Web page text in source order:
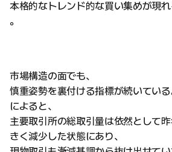
本格的なトレンド的な買い集めが現
。
市場構造の面でも、
慎重姿勢を裏付ける指標が続いている
によると、
主要取引所の総取引量は依然として
きく減少した状態にあり、